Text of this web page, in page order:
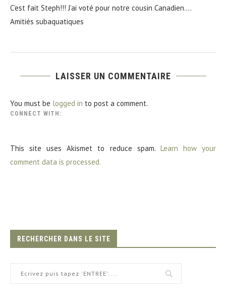
C’est fait Steph!!! J’ai voté pour notre cousin Canadien….
Amitiés subaquatiques
LAISSER UN COMMENTAIRE
You must be logged in to post a comment.
CONNECT WITH:
This site uses Akismet to reduce spam. Learn how your
comment data is processed.
RECHERCHER DANS LE SITE